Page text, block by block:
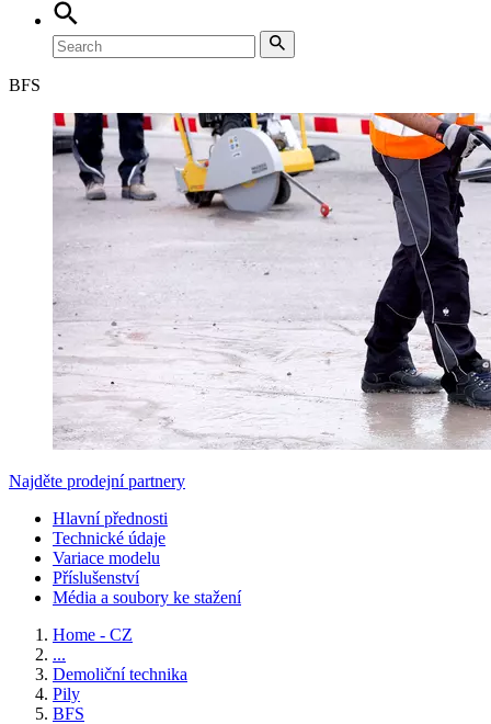
BFS
Najděte prodejní partnery
Hlavní přednosti
Technické údaje
Variace modelu
Příslušenství
Média a soubory ke stažení
Home - CZ
...
Demoliční technika
Pily
BFS